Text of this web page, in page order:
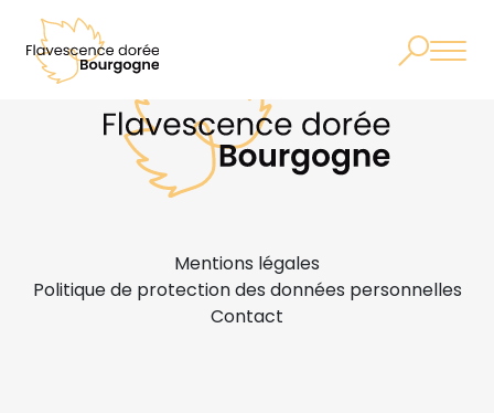
Mentions légales
Politique de protection des données personnelles
Contact